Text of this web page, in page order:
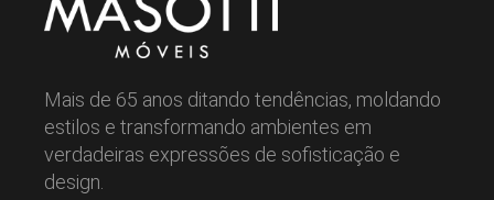
Mais de 65 anos ditando tendências, moldando
estilos e transformando ambientes em
verdadeiras expressões de sofisticação e
design.